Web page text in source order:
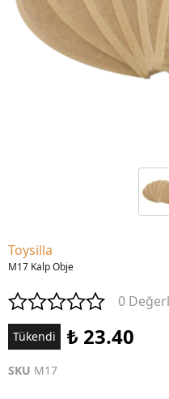
Toysilla
M17 Kalp Obje
0
Tükendi ₺ 23.40
SKU M17